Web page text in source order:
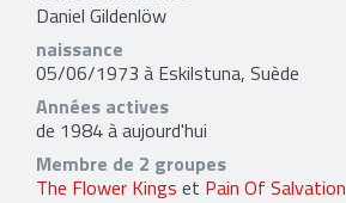
Daniel Gildenlöw
naissance
05/06/1973 à Eskilstuna, Suède
Années actives
de 1984 à aujourd'hui
Membre de 2 groupes
The Flower Kings et Pain Of Salvation